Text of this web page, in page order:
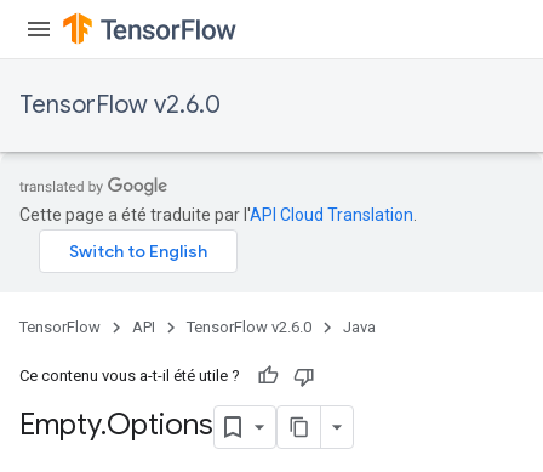
TensorFlow v2.6.0
Cette page a été traduite par l'API Cloud Translation
TensorFlow API TensorFlow v2.6.0 Java
Ce contenu vous a-t-il été utile ?
Empty.Options